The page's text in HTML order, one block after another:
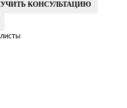
КОНСУЛЬТАЦИЮ